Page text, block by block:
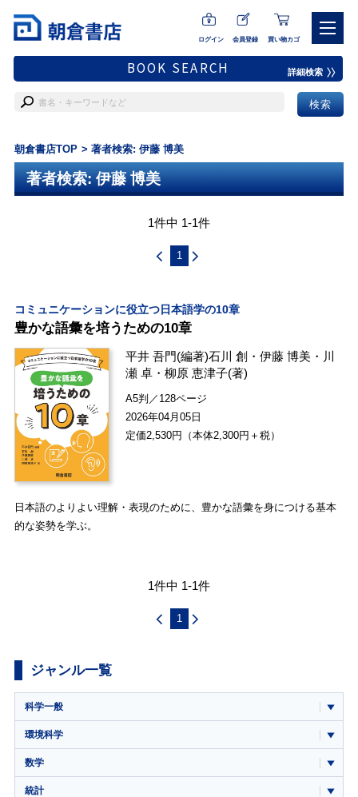
ログイン 会員登録 買い物カゴ
BOOK SEARCH 詳細検索
朝倉書店TOP 著者検索: 伊藤 博美
著者検索: 伊藤 博美
1件中 1-1件
1
コミュニケーションに役立つ日本語学の10章
豊かな語彙を培うための10章
平井 吾門(編著)石川 創 ・伊藤 博美 ・ 川
瀬 卓 ・柳原 恵津子(著)
A5判／128ページ
2026年04月05日
定価2,530円（本体2,300円＋税）
日本語のよりよい理解・表現のために、豊かな語彙を身につける基本
的な姿勢を学ぶ。
1件中 1-1件
1
ジャンル一覧
科学一般
環境科学
数学
統計